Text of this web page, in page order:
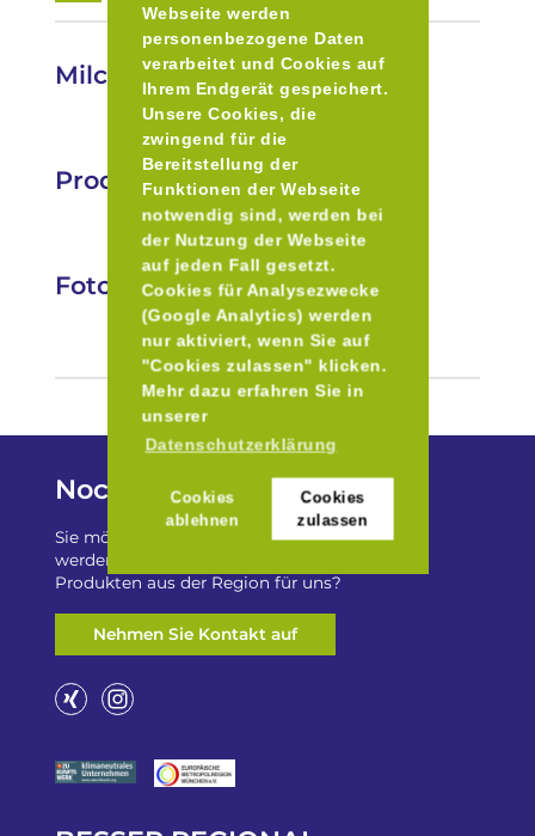
Webseite werden
personenbezogene Daten
verarbeitet und Cookies auf
Ihrem Endgerät gespeichert.
Unsere Cookies, die
zwingend für die
Bereitstellung der
Funktionen der Webseite
notwendig sind, werden bei
der Nutzung der Webseite
auf jeden Fall gesetzt.
Cookies für Analysezwecke
(Google Analytics) werden
nur aktiviert, wenn Sie auf
"Cookies zulassen" klicken.
Mehr dazu erfahren Sie in
unserer
Datenschutzerklärung
Cookies
ablehnen
Cookies
zulassen
Milchautomat Maisingerhof
Produkte
Fotos
Noch Fragen?
Sie möchten auf „Besser Regional“ gelistet
werden? Oder haben Sie einen Freizeittip zu
Produkten aus der Region für uns?
Nehmen Sie Kontakt auf